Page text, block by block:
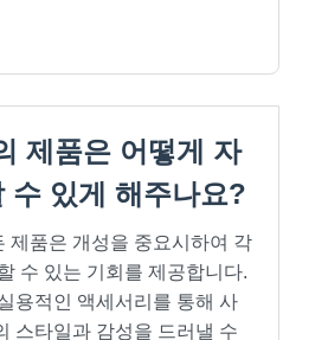
제품은 어떻게 자
수 있게 해주나요?
제품은 개성을 중요시하여 각
수 있는 기회를 제공합니다.
용적인 액세서리를 통해 사
스타일과 감성을 드러낼 수